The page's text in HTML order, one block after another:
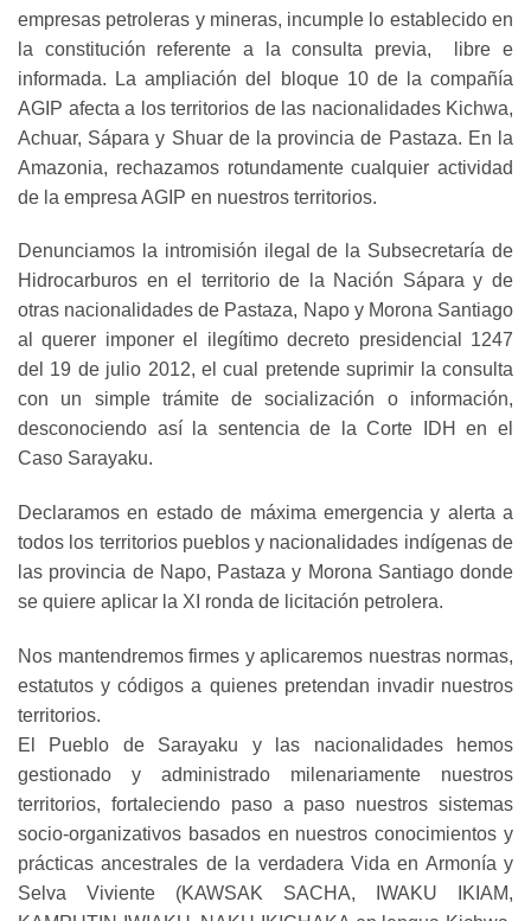
empresas petroleras y mineras, incumple lo establecido en
la constitución referente a la consulta previa, libre e
informada. La ampliación del bloque 10 de la compañía
AGIP afecta a los territorios de las nacionalidades Kichwa,
Achuar, Sápara y Shuar de la provincia de Pastaza. En la
Amazonia, rechazamos rotundamente cualquier actividad
de la empresa AGIP en nuestros territorios.
Denunciamos la intromisión ilegal de la Subsecretaría de
Hidrocarburos en el territorio de la Nación Sápara y de
otras nacionalidades de Pastaza, Napo y Morona Santiago
al querer imponer el ilegítimo decreto presidencial 1247
del 19 de julio 2012, el cual pretende suprimir la consulta
con un simple trámite de socialización o información,
desconociendo así la sentencia de la Corte IDH en el
Caso Sarayaku.
Declaramos en estado de máxima emergencia y alerta a
todos los territorios pueblos y nacionalidades indígenas de
las provincia de Napo, Pastaza y Morona Santiago donde
se quiere aplicar la XI ronda de licitación petrolera.
Nos mantendremos firmes y aplicaremos nuestras normas,
estatutos y códigos a quienes pretendan invadir nuestros
territorios.
El Pueblo de Sarayaku y las nacionalidades hemos
gestionado y administrado milenariamente nuestros
territorios, fortaleciendo paso a paso nuestros sistemas
socio-organizativos basados en nuestros conocimientos y
prácticas ancestrales de la verdadera Vida en Armonía y
Selva Viviente (KAWSAK SACHA, IWAKU IKIAM,